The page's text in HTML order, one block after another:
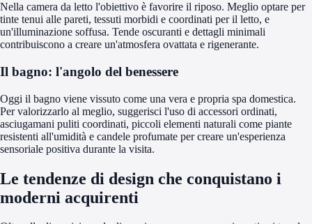
Nella camera da letto l'obiettivo è favorire il riposo. Meglio optare per
tinte tenui alle pareti, tessuti morbidi e coordinati per il letto, e
un'illuminazione soffusa. Tende oscuranti e dettagli minimali
contribuiscono a creare un'atmosfera ovattata e rigenerante.
Il bagno: l'angolo del benessere
Oggi il bagno viene vissuto come una vera e propria spa domestica.
Per valorizzarlo al meglio, suggerisci l'uso di accessori ordinati,
asciugamani puliti coordinati, piccoli elementi naturali come piante
resistenti all'umidità e candele profumate per creare un'esperienza
sensoriale positiva durante la visita.
Le tendenze di design che conquistano i
moderni acquirenti